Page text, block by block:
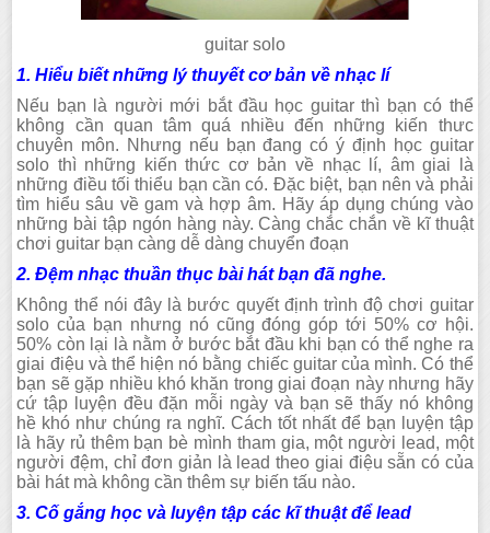
guitar solo
1. Hiểu biết những lý thuyết cơ bản về nhạc lí
Nếu bạn là người mới bắt đầu học guitar thì bạn có thể
không cần quan tâm quá nhiều đến những kiến thưc
chuyên môn. Nhưng nếu bạn đang có ý định học guitar
solo thì những kiến thức cơ bản về nhạc lí, âm giai là
những điều tối thiểu bạn cần có. Đặc biệt, bạn nên và phải
tìm hiểu sâu về gam và hợp âm. Hãy áp dụng chúng vào
những bài tập ngón hàng này. Càng chắc chắn về kĩ thuật
chơi guitar bạn càng dễ dàng chuyển đoạn
2. Đệm nhạc thuần thục bài hát bạn đã nghe.
Không thể nói đây là bước quyết định trình độ chơi guitar
solo của bạn nhưng nó cũng đóng góp tới 50% cơ hội.
50% còn lại là nằm ở bước bắt đầu khi bạn có thể nghe ra
giai điệu và thể hiện nó bằng chiếc guitar của mình. Có thể
bạn sẽ gặp nhiều khó khăn trong giai đoạn này nhưng hãy
cứ tập luyện đều đặn mỗi ngày và bạn sẽ thấy nó không
hề khó như chúng ra nghĩ. Cách tốt nhất để bạn luyện tập
là hãy rủ thêm bạn bè mình tham gia, một người lead, một
người đệm, chỉ đơn giản là lead theo giai điệu sẵn có của
bài hát mà không cần thêm sự biến tấu nào.
3. Cố gắng học và luyện tập các kĩ thuật để lead